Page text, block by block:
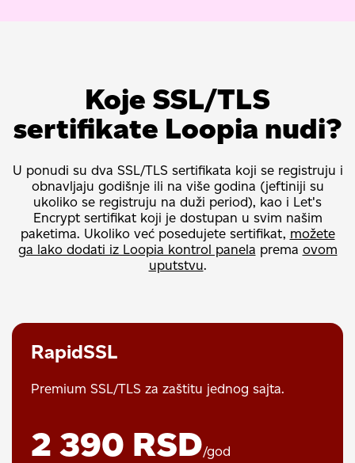
Koje SSL/TLS
sertifikate Loopia nudi?
U ponudi su dva SSL/TLS sertifikata koji se registruju i
obnavljaju godišnje ili na više godina (jeftiniji su
ukoliko se registruju na duži period), kao i Let's
Encrypt sertifikat koji je dostupan u svim našim
paketima. Ukoliko već posedujete sertifikat, možete
ga lako dodati iz Loopia kontrol panela prema ovom
uputstvu.
RapidSSL
Premium SSL/TLS za zaštitu jednog sajta.
2 390 RSD/god